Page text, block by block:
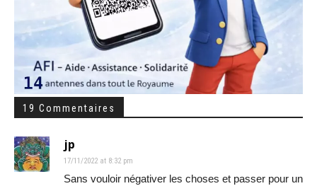
19 Commentaires
jp
17/11/2022 at 8:32 pm
Sans vouloir négativer les choses et passer pour un